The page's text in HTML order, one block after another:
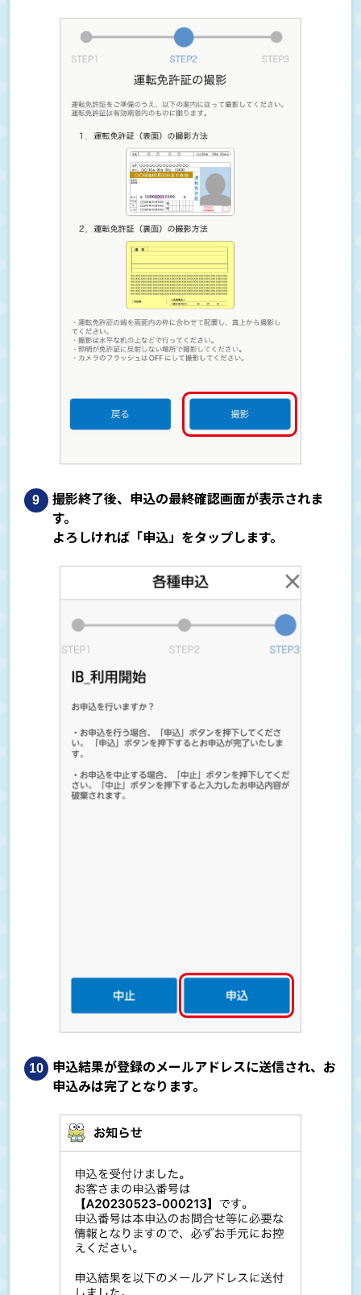
撮影終了後、申込の最終確認画面が表示されま
す。
よろしければ「申込」をタップします。
申込結果が登録のメールアドレスに送信され、お
申込みは完了となります。